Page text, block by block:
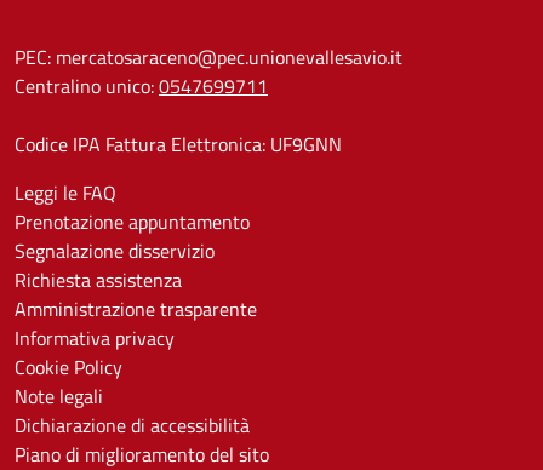
PEC: mercatosaraceno@pec.unionevallesavio.it
Centralino unico:0547699711
Codice IPA Fattura Elettronica: UF9GNN
Leggi le FAQ
Prenotazione appuntamento
Segnalazione disservizio
Richiesta assistenza
Amministrazione trasparente
Informativa privacy
Cookie Policy
Note legali
Dichiarazione di accessibilità
Piano di miglioramento del sito